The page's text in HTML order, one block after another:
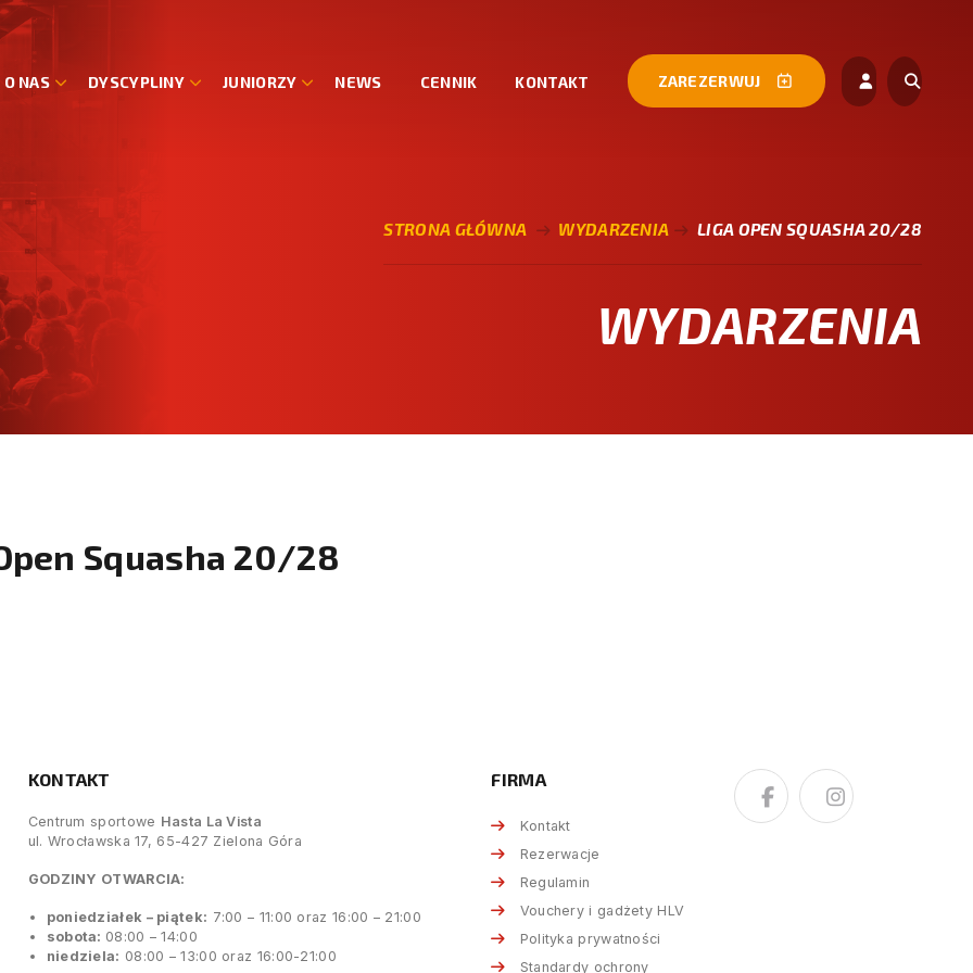
O NAS DYSCYPLINY JUNIORZY NEWS CENNIK KONTAKT ZAREZERWUJ
STRONA GŁÓWNA WYDARZENIA LIGA OPEN SQUASHA 20/28
WYDARZENIA
Squasha 20/28
KONTAKT
Centrum sportowe Hasta La Vista
ul. Wrocławska 17, 65-427 Zielona Góra
GODZINY OTWARCIA:
poniedziałek – piątek: 7:00 – 11:00 oraz 16:00 – 21:00
sobota: 08:00 – 14:00
niedziela: 08:00 – 13:00 oraz 16:00-21:00
FIRMA
Kontakt
Rezerwacje
Regulamin
Vouchery i gadżety HLV
Polityka prywatności
Standardy ochrony